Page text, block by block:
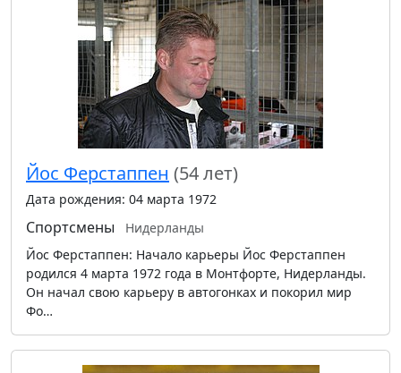
Йос Ферстаппен (54 лет)
Дата рождения: 04 марта 1972
Спортсмены
Нидерланды
Йос Ферстаппен: Начало карьеры Йос Ферстаппен
родился 4 марта 1972 года в Монтфорте, Нидерланды.
Он начал свою карьеру в автогонках и покорил мир
Фо…